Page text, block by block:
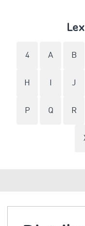
4 A B
H J
P Q R